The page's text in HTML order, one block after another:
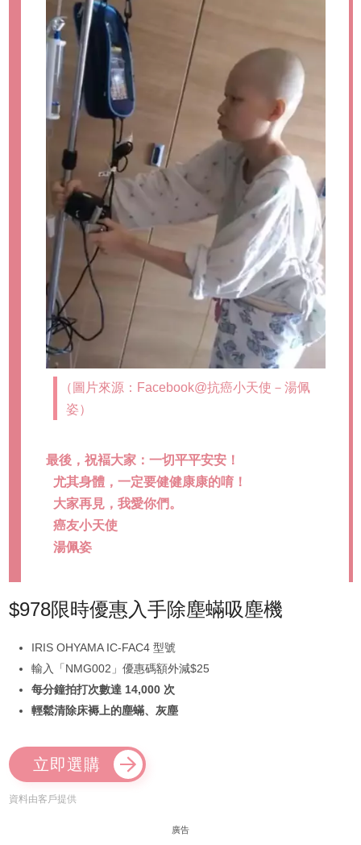
（圖片來源：Facebook@抗癌小天使－湯佩
姿）
最後，祝褔大家：一切平平安安！
尤其身體，一定要健健康康的唷！
大家再見，我愛你們。
癌友小天使
湯佩姿
$978限時優惠入手除塵蟎吸塵機
IRIS OHYAMA IC-FAC4 型號
輸入「NMG002」優惠碼額外減$25
每分鐘拍打次數達 14,000 次
輕鬆清除床褥上的塵蟎、灰塵
立即選購
資料由客戶提供
廣告